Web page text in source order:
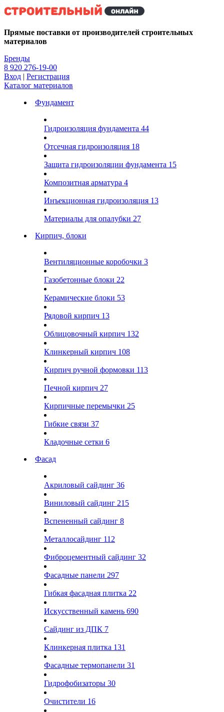
Kg
Прямые поставки от производителей строительных
материалов
Бренды
8 920 276-19-00
Вход | Регистрация
Каталог материалов
Фундамент
Гидроизоляция фундамента 44
Отсечная гидроизоляция 18
Защита гидроизоляции фундамента 15
Композитная арматура 4
Инъекционная гидроизоляция 13
Материалы для опалубки 27
Кирпич, блоки
Вентиляционные коробочки 3
Газобетонные блоки 22
Керамические блоки 53
Рядовой кирпич 13
Облицовочный кирпич 132
Клинкерный кирпич 108
Кирпич ручной формовки 113
Печной кирпич 27
Кирпичные перемычки 25
Гибкие связи 37
Кладочные сетки 6
Фасад
Акриловый сайдинг 36
Виниловый сайдинг 215
Вспененный сайдинг 8
Металлосайдинг 112
Фиброцементный сайдинг 32
Фасадные панели 297
Гибкая фасадная плитка 22
Искусственный камень 690
Сайдинг из ДПК 7
Клинкерная плитка 131
Фасадные термопанели 31
Гидрофобизаторы 30
Очистители 16